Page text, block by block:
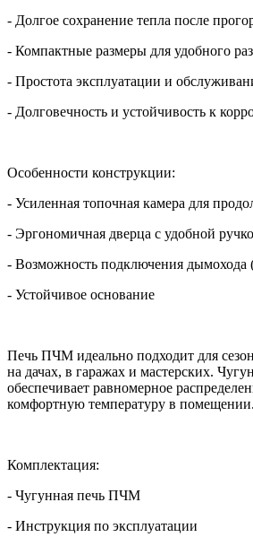
- Долгое сохранение тепла после
- Компактные размеры для удобного
- Простота эксплуатации и
- Долговечность и устойчивость к
Особенности конструкции:
- Усиленная топочная камера для
- Эргономичная дверца с удобной
- Возможность подключения дымохода
- Устойчивое основание
Печь ПЧМ идеально подходит для
на дачах, в гаражах и мастерских.
обеспечивает равномерное
комфортную температуру в помещении.
Комплектация:
- Чугунная печь ПЧМ
- Инструкция по эксплуатации